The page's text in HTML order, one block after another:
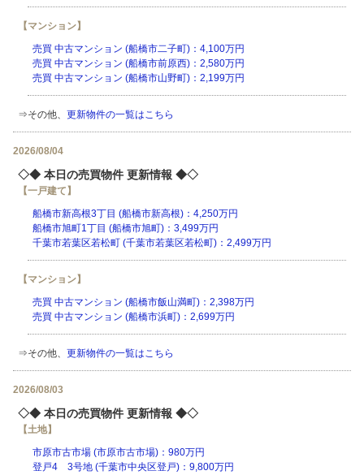
【マンション】
売買 中古マンション (船橋市二子町)：4,100万円
売買 中古マンション (船橋市前原西)：2,580万円
売買 中古マンション (船橋市山野町)：2,199万円
⇒その他、 更新物件の一覧はこちら
2026/08/04
◇◆ 本日の売買物件 更新情報 ◆◇
【一戸建て】
船橋市新高根3丁目 (船橋市新高根)：4,250万円
船橋市旭町1丁目 (船橋市旭町)：3,499万円
千葉市若葉区若松町 (千葉市若葉区若松町)：2,499万円
【マンション】
売買 中古マンション (船橋市飯山満町)：2,398万円
売買 中古マンション (船橋市浜町)：2,699万円
⇒その他、 更新物件の一覧はこちら
2026/08/03
◇◆ 本日の売買物件 更新情報 ◆◇
【土地】
市原市古市場 (市原市古市場)：980万円
登戸4 3号地 (千葉市中央区登戸)：9,800万円